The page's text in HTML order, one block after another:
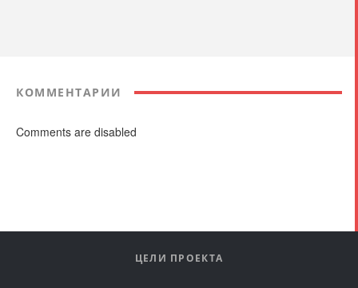
КОММЕНТАРИИ
Comments are disabled
ЦЕЛИ ПРОЕКТА